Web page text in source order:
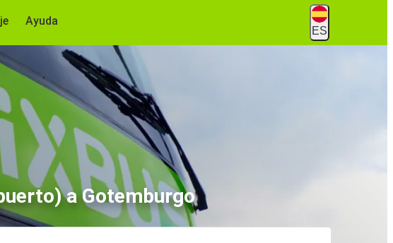
Ayuda
ES
a Gotemburgo